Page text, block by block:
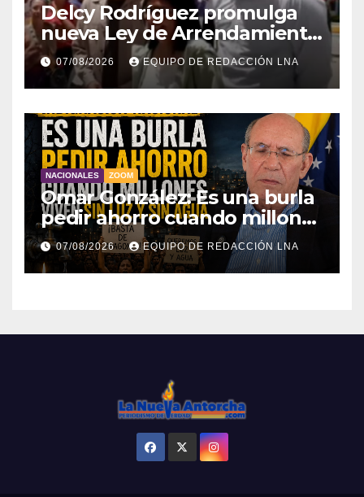
Delcy Rodríguez promulga
nueva Ley de Arrendamiento
para atender a familias
damnificadas
07/08/2026 EQUIPO DE REDACCIÓN LNA
NACIONALES ZOOM
Omar González: Es una burla
pedir ahorro cuando millones
viven sin luz y sin agua
07/08/2026 EQUIPO DE REDACCIÓN LNA